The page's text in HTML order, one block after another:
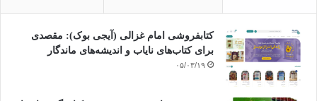
کتابفروشی امام غزالی (آیجی بوک): مقصدی
برای کتاب‌های نایاب و اندیشه‌های ماندگار
۰۵/۰۳/۱۹